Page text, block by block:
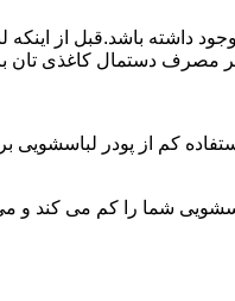
داشته باشد.قبل از اینکه
مصرف دستمال کاغذی تان
کم از پودر
شما را کم می کند و